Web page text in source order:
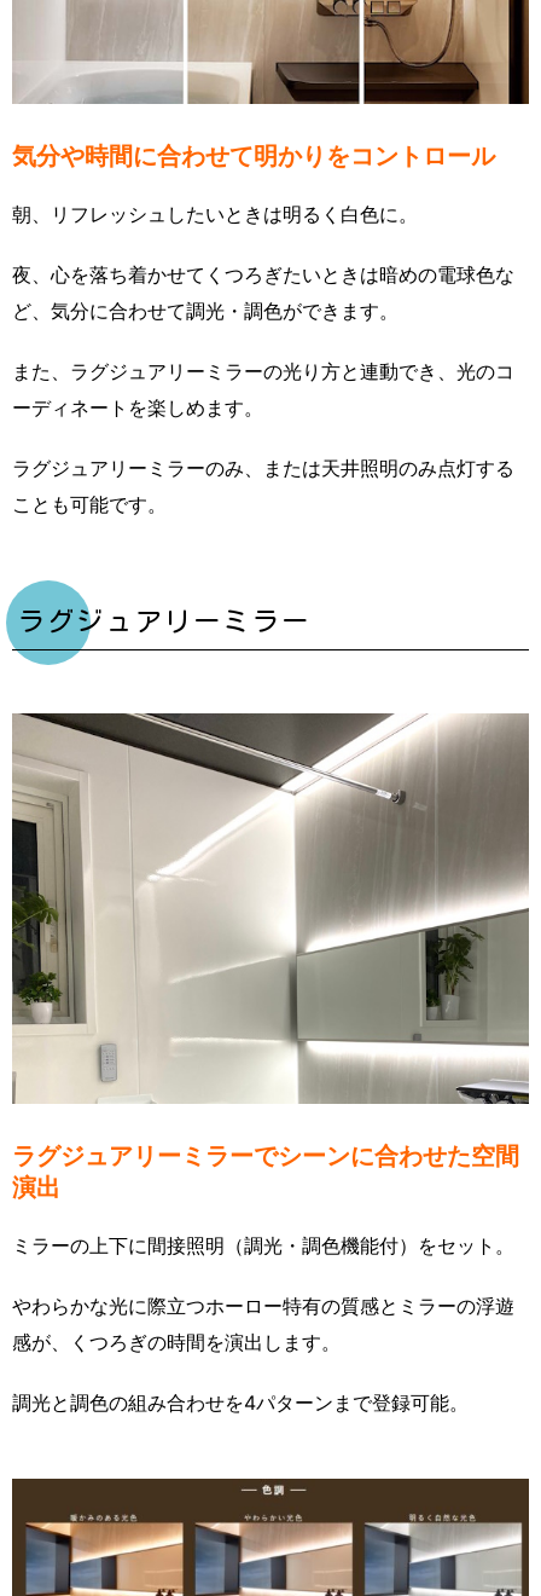
気分や時間に合わせて明かりをコントロール
朝、リフレッシュしたいときは明るく白色に。
夜、心を落ち着かせてくつろぎたいときは暗めの電球色な
ど、気分に合わせて調光・調色ができます。
また、ラグジュアリーミラーの光り方と連動でき、光のコ
ーディネートを楽しめます。
ラグジュアリーミラーのみ、または天井照明のみ点灯する
ことも可能です。
ラグジュアリーミラー
ラグジュアリーミラーでシーンに合わせた空間
演出
ミラーの上下に間接照明（調光・調色機能付）をセット。
やわらかな光に際立つホーロー特有の質感とミラーの浮遊
感が、くつろぎの時間を演出します。
調光と調色の組み合わせを4パターンまで登録可能。